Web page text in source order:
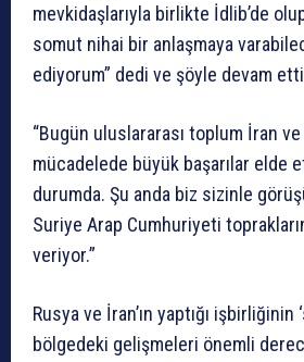
mevkidaşlarıyla birlikte İdlib’de
somut nihai bir anlaşmaya
ediyorum” dedi ve şöyle devam
“Bugün uluslararası toplum İran ve
mücadelede büyük başarılar elde
durumda. Şu anda biz sizinle
Suriye Arap Cumhuriyeti
veriyor.”
Rusya ve İran’ın yaptığı işbirliğinin
bölgedeki gelişmeleri önemli